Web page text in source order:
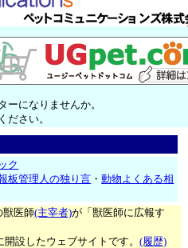
ーになりませんか。
ださい。
ク
板管理人の独り言 ・動物よくある相
獣医師(主宰者)が「獣医師に広報す
開設したウェブサイトです。(履歴)